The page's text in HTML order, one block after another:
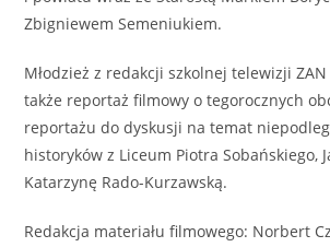
Zbigniewem Semeniukiem.
Młodzież z redakcji szkolnej telewizji ZAN
także reportaż filmowy o tegorocznych
reportażu do dyskusji na temat
historyków z Liceum Piotra Sobańskiego,
Katarzynę Rado-Kurzawską.
Redakcja materiału filmowego: Norbert